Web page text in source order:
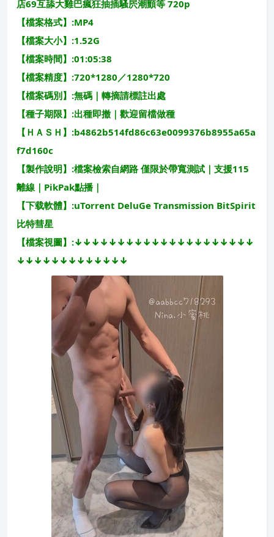
店69互舔大雞巴瘋狂抽插騷屄潮顫等 720p
【檔案格式】:MP4
【檔案大小】:1.52G
【檔案時間】:01:05:38
【檔案精度】:720*1280／1280*720
【檔案碼別】:無碼｜轉摘請標註出處
【種子期限】:出種即撤｜歡迎留檔做種
【ＨＡＳＨ】:b4862b514fd86c63e0099376b8955a65a
f7d160c
【製作說明】:檔案檢索自網路 僅限於帶寬測試｜支援115
離線｜PikPak點播｜
【下载軟體】:uTorrent DeluGe Transmission BitSpirit
比特彗星
【檔案視圖】:↓↓↓↓↓↓↓↓↓↓↓↓↓↓↓↓↓↓↓↓↓
↓↓↓↓↓↓↓↓↓↓↓↓↓